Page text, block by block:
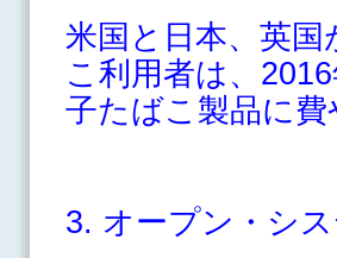
米国と日本、英
こ利用者は、
子たばこ製品に費
3. オープン・シ